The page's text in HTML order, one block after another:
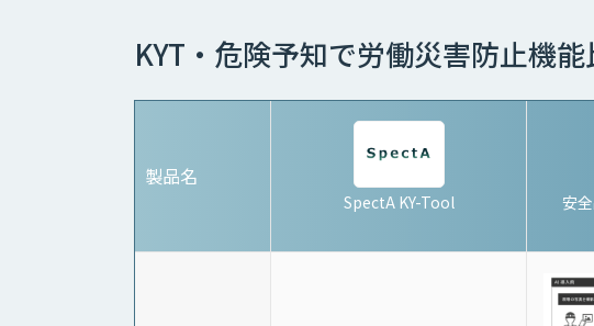
KYT・危険予知で労働災害防止機
製品名
SpectA KY-Tool 安